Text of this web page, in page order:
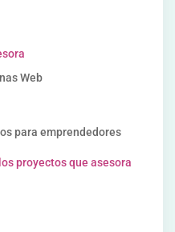
Web
para emprendedores
proyectos que asesora